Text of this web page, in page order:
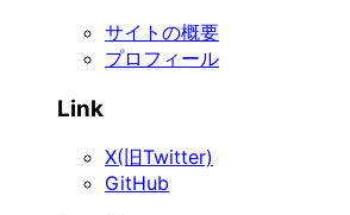
サイトの概要
プロフィール
Link
X(旧Twitter)
GitHub